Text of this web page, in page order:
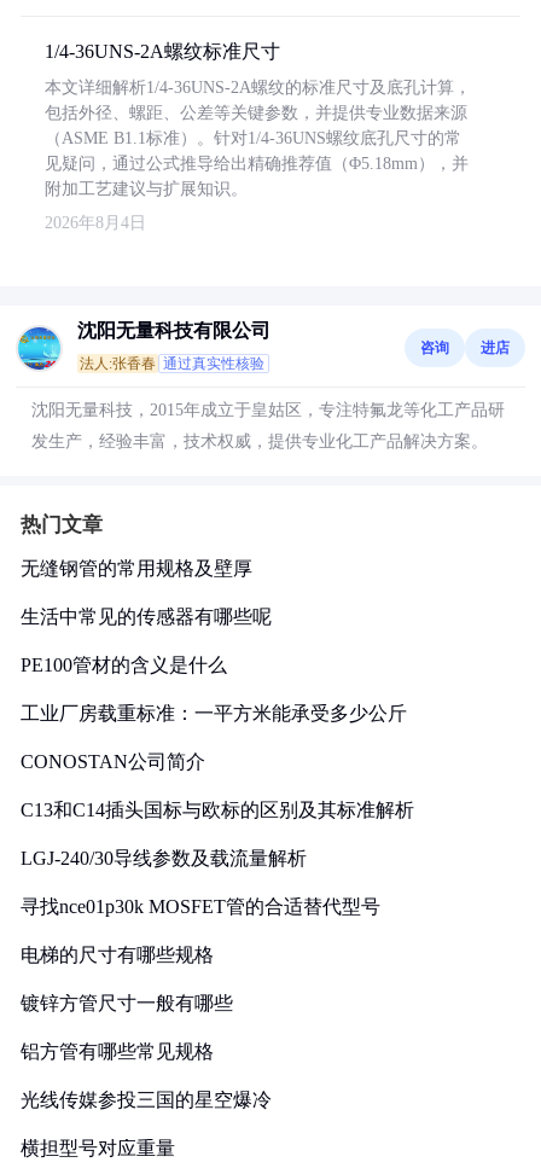
1/4-36UNS-2A螺纹标准尺寸
本文详细解析1/4-36UNS-2A螺纹的标准尺寸及底孔计算，
包括外径、螺距、公差等关键参数，并提供专业数据来源
（ASME B1.1标准）。针对1/4-36UNS螺纹底孔尺寸的常
见疑问，通过公式推导给出精确推荐值（Φ5.18mm），并
附加工艺建议与扩展知识。
2026年8月4日
沈阳无量科技有限公司
法人:张香春 通过真实性核验
咨询 进店
沈阳无量科技，2015年成立于皇姑区，专注特氟龙等化工产品研
发生产，经验丰富，技术权威，提供专业化工产品解决方案。
热门文章
无缝钢管的常用规格及壁厚
生活中常见的传感器有哪些呢
PE100管材的含义是什么
工业厂房载重标准：一平方米能承受多少公斤
CONOSTAN公司简介
C13和C14插头国标与欧标的区别及其标准解析
LGJ-240/30导线参数及载流量解析
寻找nce01p30k MOSFET管的合适替代型号
电梯的尺寸有哪些规格
镀锌方管尺寸一般有哪些
铝方管有哪些常见规格
光线传媒参投三国的星空爆冷
横担型号对应重量